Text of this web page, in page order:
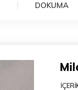
DOKUMA